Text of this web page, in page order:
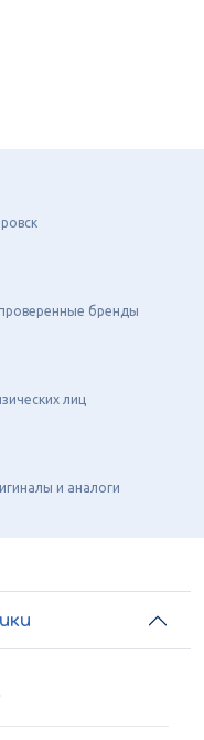
бренды
лиц
и аналоги